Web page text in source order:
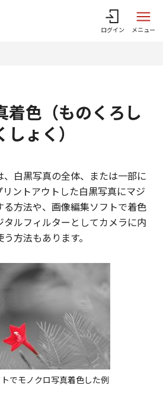
ログイン メニュー
着色（ものくろし
ょく）
でモノクロ写真着色した例
、白黒写真の全体、または一部に
ントアウトした白黒写真にマジ
る方法や、画像編集ソフトで着色
ルフィルターとしてカメラに内
方法もあります。